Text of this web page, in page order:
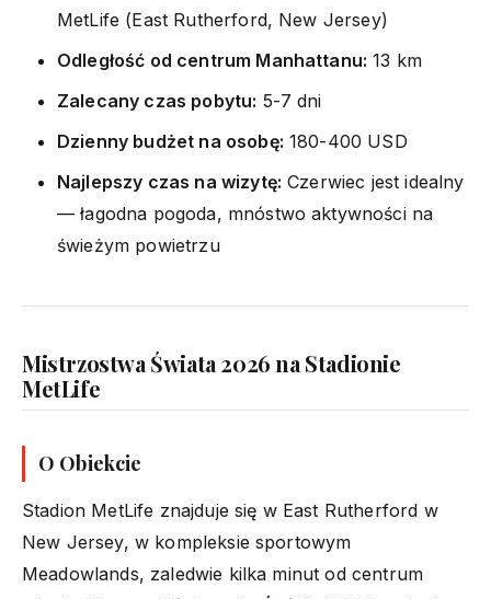
MetLife (East Rutherford, New Jersey)
Odległość od centrum Manhattanu: 13 km
Zalecany czas pobytu: 5-7 dni
Dzienny budżet na osobę: 180-400 USD
Najlepszy czas na wizytę: Czerwiec jest idealny
— łagodna pogoda, mnóstwo aktywności na
świeżym powietrzu
Mistrzostwa Świata 2026 na Stadionie
MetLife
O Obiekcie
Stadion MetLife znajduje się w East Rutherford w
New Jersey, w kompleksie sportowym
Meadowlands, zaledwie kilka minut od centrum